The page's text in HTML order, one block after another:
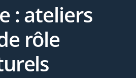
:ateliers
rôle